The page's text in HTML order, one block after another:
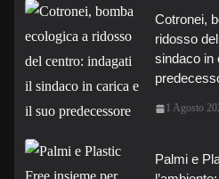
Cotronei,
ridosso
sindaco in
1 Agosto
Palmi e